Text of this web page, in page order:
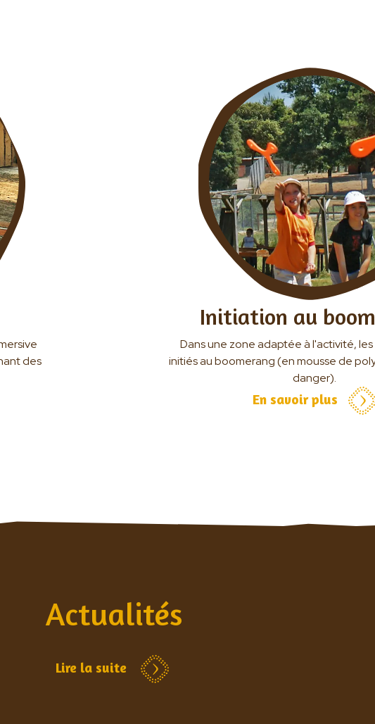
des
Initiation au
Dans une zone adaptée à l'activité,
initiés au boomerang (en mousse de
danger).
En savoir plus
Actualités
Lire la suite
professionnels du tourisme, CE
Clubs sportifs/Centres sociaux